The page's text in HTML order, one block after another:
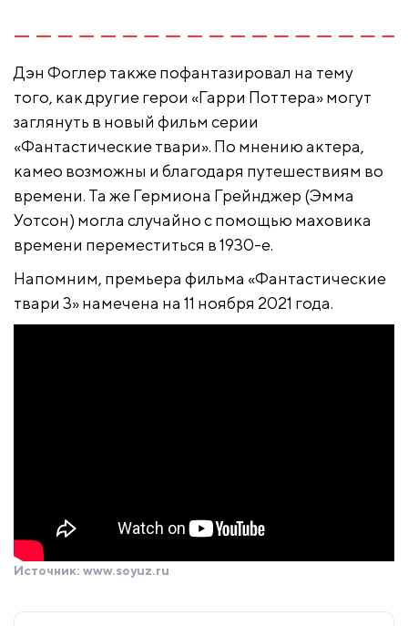
Дэн Фоглер также пофантазировал на тему
того, как другие герои «Гарри Поттера» могут
заглянуть в новый фильм серии
«Фантастические твари». По мнению актера,
камео возможны и благодаря путешествиям во
времени. Та же Гермиона Грейнджер (Эмма
Уотсон) могла случайно с помощью маховика
времени переместиться в 1930-е.
Напомним, премьера фильма «Фантастические
твари 3» намечена на 11 ноября 2021 года.
Источник: www.soyuz.ru